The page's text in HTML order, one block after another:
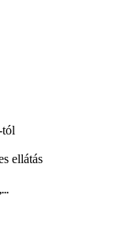
tól
ellátás